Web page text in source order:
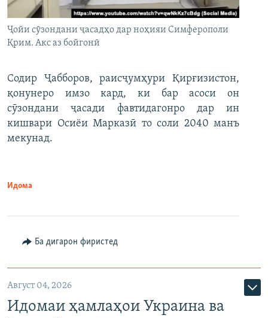
Ҷойи сӯзондани ҷасадҳо дар ноҳияи Симферополи
Қрим. Акс аз бойгонӣ
Содир Ҷабборов, раисҷумҳури Қирғизистон,
қонунеро имзо кард, ки бар асоси он
сӯзондани ҷасади фавтидагонро дар ин
кишвари Осиёи Марказӣ то соли 2040 манъ
мекунад.
Идома
Ба дигарон фиристед
Август 04, 2026
Идомаи ҳамлаҳои Украина ва